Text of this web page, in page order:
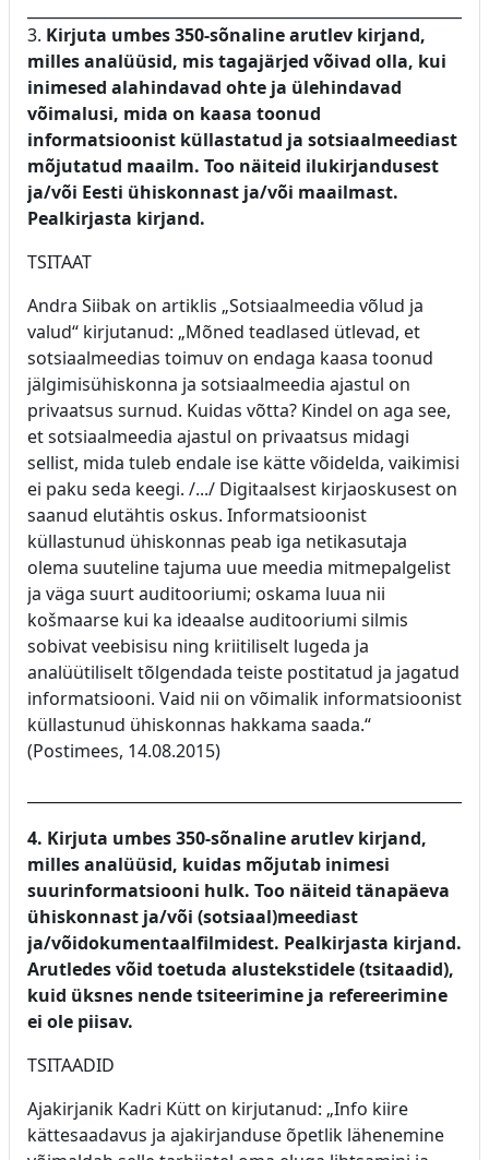
3. Kirjuta umbes 350-sõnaline arutlev kirjand,
milles analüüsid, mis tagajärjed võivad olla, kui
inimesed alahindavad ohte ja ülehindavad
võimalusi, mida on kaasa toonud
informatsioonist küllastatud ja sotsiaalmeediast
mõjutatud maailm. Too näiteid ilukirjandusest
ja/või Eesti ühiskonnast ja/või maailmast.
Pealkirjasta kirjand.
TSITAAT
Andra Siibak on artiklis „Sotsiaalmeedia võlud ja
valud“ kirjutanud: „Mõned teadlased ütlevad, et
sotsiaalmeedias toimuv on endaga kaasa toonud
jälgimisühiskonna ja sotsiaalmeedia ajastul on
privaatsus surnud. Kuidas võtta? Kindel on aga see,
et sotsiaalmeedia ajastul on privaatsus midagi
sellist, mida tuleb endale ise kätte võidelda, vaikimisi
ei paku seda keegi. /.../ Digitaalsest kirjaoskusest on
saanud elutähtis oskus. Informatsioonist
küllastunud ühiskonnas peab iga netikasutaja
olema suuteline tajuma uue meedia mitmepalgelist
ja väga suurt auditooriumi; oskama luua nii
košmaarse kui ka ideaalse auditooriumi silmis
sobivat veebisisu ning kriitiliselt lugeda ja
analüütiliselt tõlgendada teiste postitatud ja jagatud
informatsiooni. Vaid nii on võimalik informatsioonist
küllastunud ühiskonnas hakkama saada.“
(Postimees, 14.08.2015)
4. Kirjuta umbes 350-sõnaline arutlev kirjand,
milles analüüsid, kuidas mõjutab inimesi
suurinformatsiooni hulk. Too näiteid tänapäeva
ühiskonnast ja/või (sotsiaal)meediast
ja/võidokumentaalfilmidest. Pealkirjasta kirjand.
Arutledes võid toetuda alustekstidele (tsitaadid),
kuid üksnes nende tsiteerimine ja refereerimine
ei ole piisav.
TSITAADID
Ajakirjanik Kadri Kütt on kirjutanud: „Info kiire
kättesaadavus ja ajakirjanduse õpetlik lähenemine